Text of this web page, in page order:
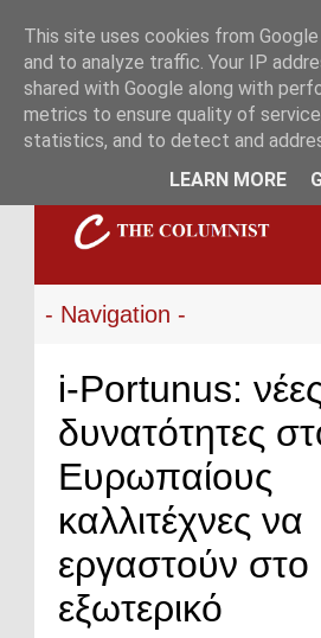
i-Portunus: νέες
δυνατότητες
Ευρωπαίους
καλλιτέχνες να
εργαστούν στο
εξωτερικό
This site uses cookies from
and to analyze traffic. Your IP
shared with Google along with
metrics to ensure quality of
statistics, and to detect and
LEARN MORE